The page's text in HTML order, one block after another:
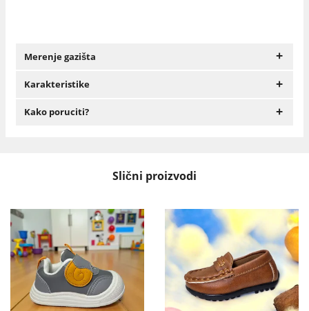
Merenje gazišta +
Karakteristike +
Kako poruciti? +
Slični proizvodi